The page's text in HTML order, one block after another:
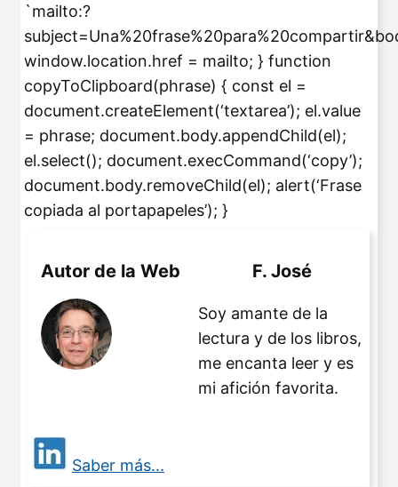
`mailto:?
window.location.href = mailto; } function
copyToClipboard(phrase) { const el =
document.createElement(‘textarea’); el.value
= phrase; document.body.appendChild(el);
el.select(); document.execCommand(‘copy’);
document.body.removeChild(el); alert(‘Frase
copiada al portapapeles’); }
Autor de la Web F. José
Soy amante de la
lectura y de los libros,
me encanta leer y es
mi afición favorita.
Saber más...